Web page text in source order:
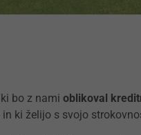
bo z nami oblikoval
ki želijo s svojo